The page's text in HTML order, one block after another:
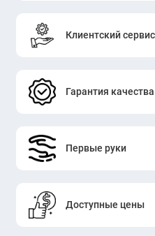
Клиентский сервис
Гарантия качества
Первые руки
Доступные цены